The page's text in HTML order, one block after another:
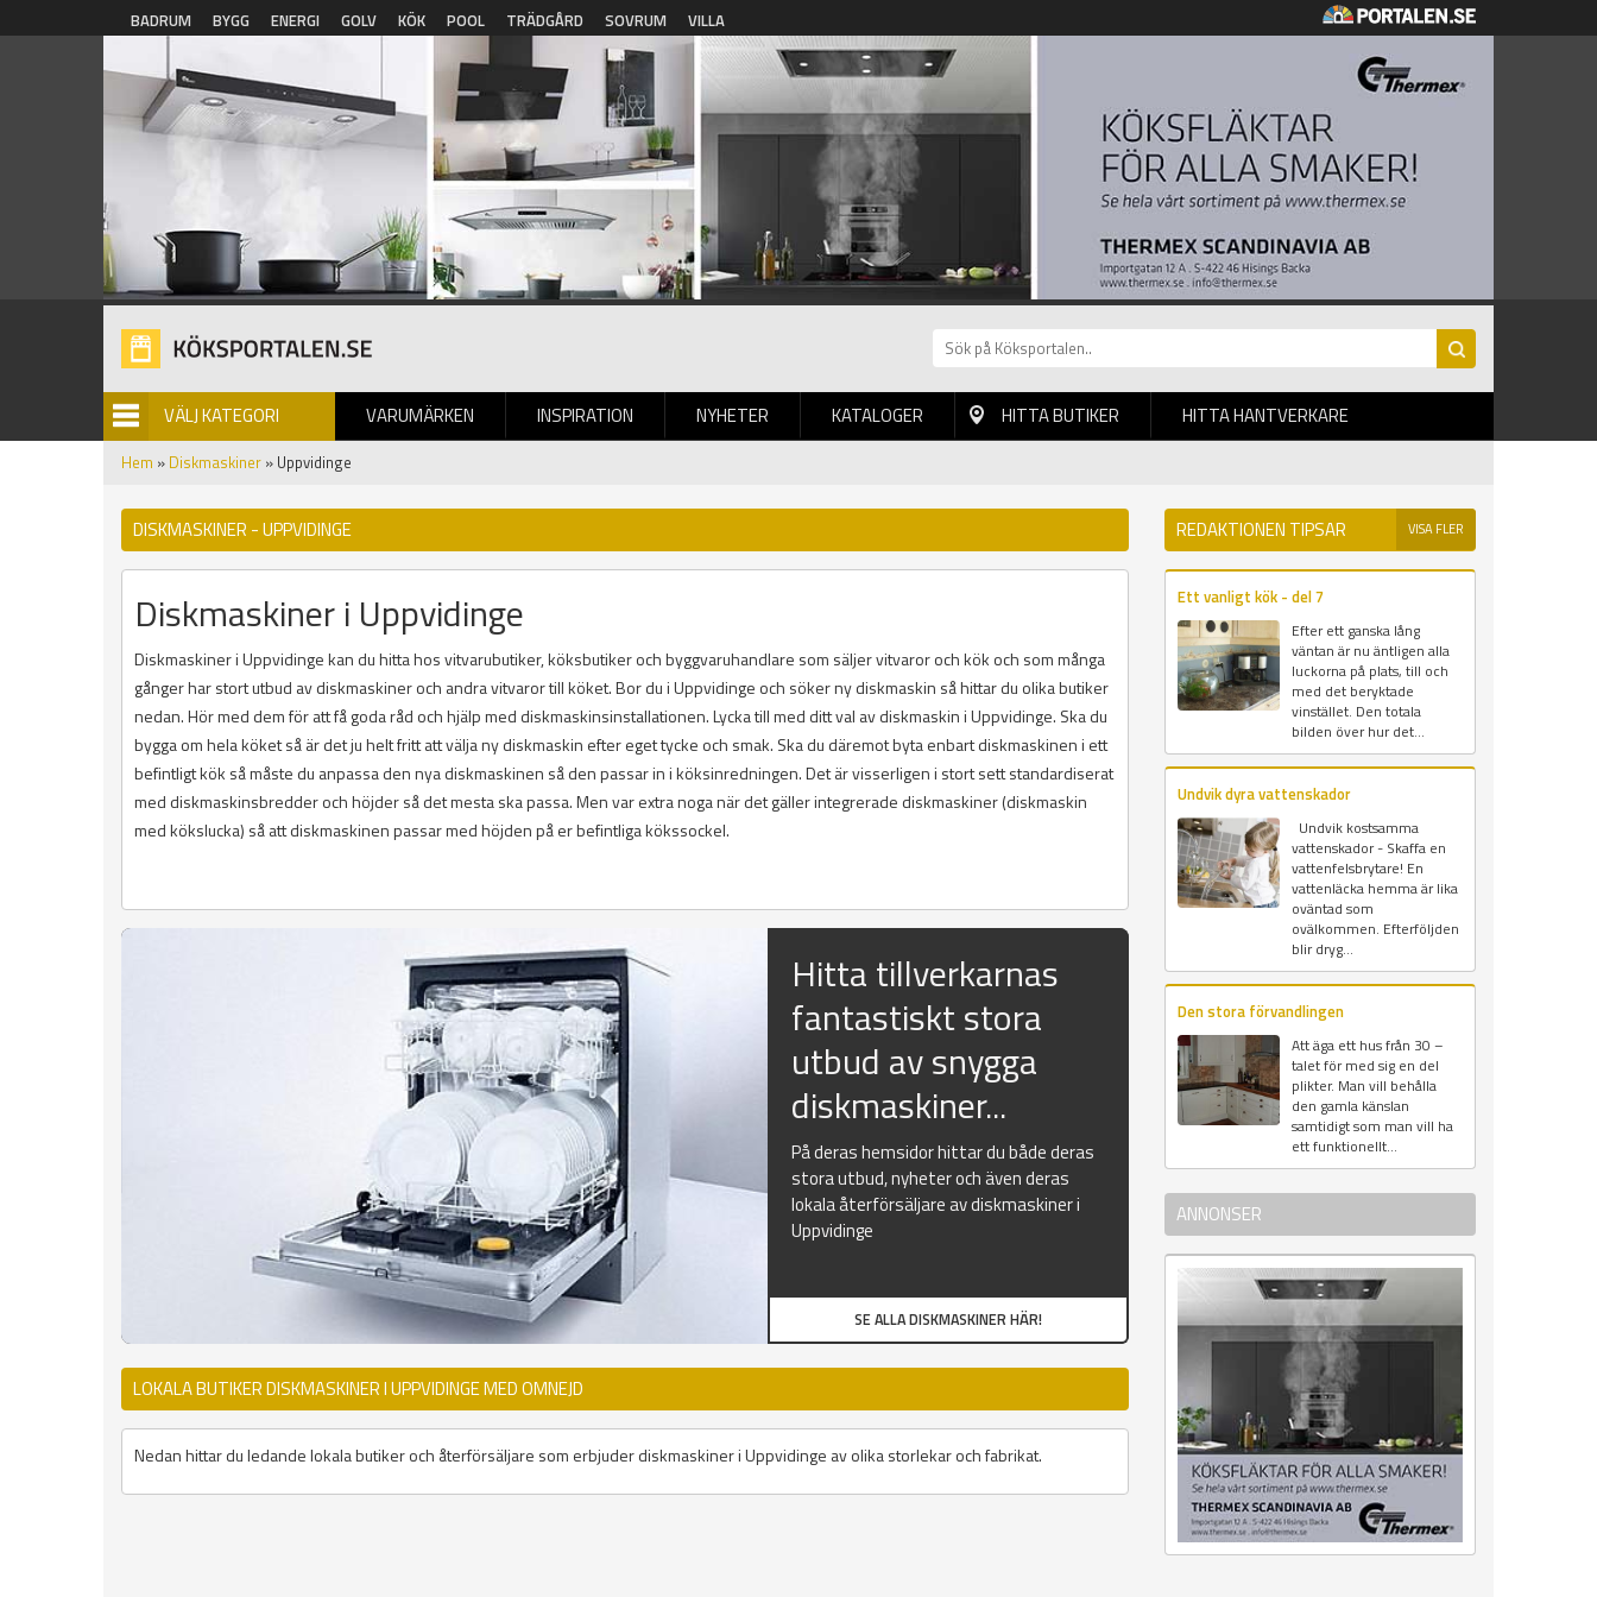
Hoppa till huvudinnehåll
BADRUM BYGG ENERGI GOLV KÖK POOL TRÄDGÅRD SOVRUM VILLA
VÄLJ KATEGORI VARUMÄRKEN INSPIRATION NYHETER
BILDGALLERI KATALOGER HITTA BUTIKER HITTA HANTVERKARE
Hem » Diskmaskiner » Uppvidinge
DISKMASKINER - UPPVIDINGE
Diskmaskiner i Uppvidinge
Diskmaskiner i Uppvidinge kan du hitta hos vitvarubutiker, köksbutiker och byggvaruhandlare som säljer vitvaror och kök och som många
gånger har stort utbud av diskmaskiner och andra vitvaror till köket. Bor du i Uppvidinge och söker ny diskmaskin så hittar du olika butiker
nedan. Hör med dem för att få goda råd och hjälp med diskmaskinsinstallationen. Lycka till med ditt val av diskmaskin i Uppvidinge. Ska du
bygga om hela köket så är det ju helt fritt att välja ny diskmaskin efter eget tycke och smak. Ska du däremot byta enbart diskmaskinen i ett
befintligt kök så måste du anpassa den nya diskmaskinen så den passar in i köksinredningen. Det är visserligen i stort sett standardiserat
med diskmaskinsbredder och höjder så det mesta ska passa. Men var extra noga när det gäller integrerade diskmaskiner (diskmaskin
med kökslucka) så att diskmaskinen passar med höjden på er befintliga kökssockel.
Hitta tillverkarnas
fantastiskt stora
utbud av snygga
diskmaskiner...
På deras hemsidor hittar du både deras
stora utbud, nyheter och även deras
lokala återförsäljare av diskmaskiner i
Uppvidinge
SE ALLA DISKMASKINER HÄR!
LOKALA BUTIKER DISKMASKINER I UPPVIDINGE MED OMNEJD
Nedan hittar du ledande lokala butiker och återförsäljare som erbjuder diskmaskiner i Uppvidinge av olika storlekar och fabrikat.
REDAKTIONEN TIPSAR VISA FLER
Ett vanligt kök - del 7
Efter ett ganska lång
väntan är nu äntligen alla
luckorna på plats, till och
med det beryktade
vinstället. Den totala
bilden över hur det...
Undvik dyra vattenskador
Undvik kostsamma
vattenskador - Skaffa en
vattenfelsbrytare! En
vattenläcka hemma är lika
oväntad som
ovälkommen. Efterföljden
blir dryg...
Den stora förvandlingen
Att äga ett hus från 30 –
talet för med sig en del
plikter. Man vill behålla
den gamla känslan
samtidigt som man vill ha
ett funktionellt...
ANNONSER